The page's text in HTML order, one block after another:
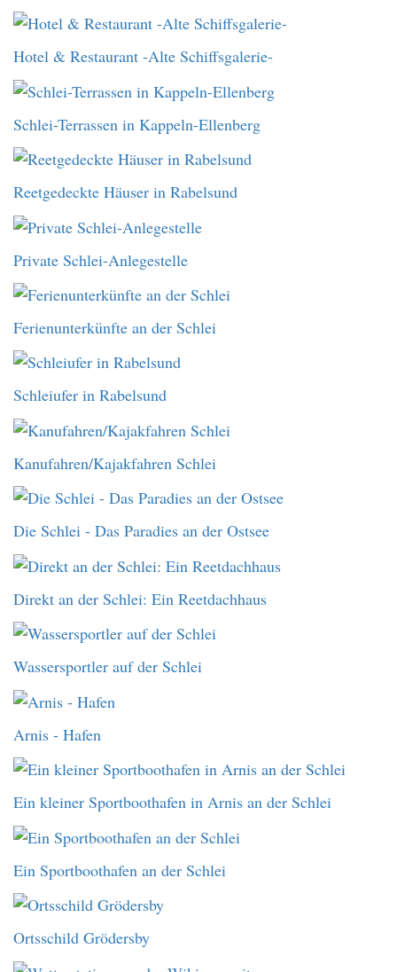
Hotel & Restaurant -Alte Schiffsgalerie-
Schlei-Terrassen in Kappeln-Ellenberg
Reetgedeckte Häuser in Rabelsund
Private Schlei-Anlegestelle
Ferienunterkünfte an der Schlei
Schleiufer in Rabelsund
Kanufahren/Kajakfahren Schlei
Die Schlei - Das Paradies an der Ostsee
Direkt an der Schlei: Ein Reetdachhaus
Wassersportler auf der Schlei
Arnis - Hafen
Ein kleiner Sportboothafen in Arnis an der Schlei
Ein Sportboothafen an der Schlei
Ortsschild Grödersby